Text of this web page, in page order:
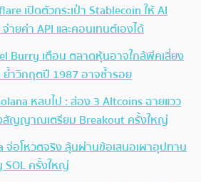
เปิดตัวกระเป๋า Stablecoin ให้ AI
ายค่า API และคอนเทนต์เองได้
Burry เตือน ตลาดหุ้นอาจใกล้พีคเสี่ยง
ย้ำวิกฤตปี 1987 อาจซ้ำรอย
หลบไป : ส่อง 3 Altcoins ฉายแวว
สัญญาณเตรียม Breakout ครั้งใหญ่
จ่อโหวตจริง ลุ้นผ่านข้อเสนอเผาอุปทาน
SOL ครั้งใหญ่